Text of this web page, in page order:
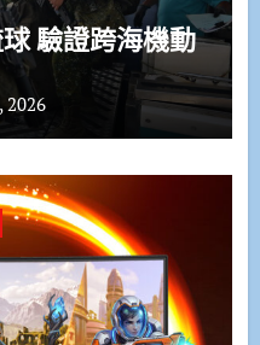
驗證跨海機動
2026